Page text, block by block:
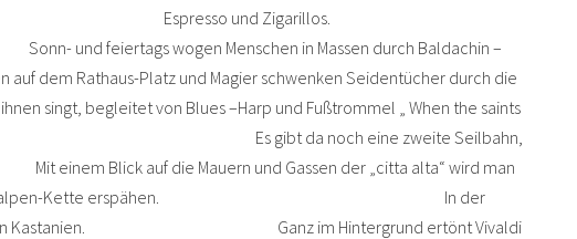
nach Espresso und Zigarillos.
in Massen durch Baldachin –
Rathaus-Platz und Magier schwenken Seidentücher durch die
singt, begleitet von Blues –Harp und Fußtrommel „ When the saints
Doms. Es gibt da noch eine zweite Seilbahn,
Blick auf die Mauern und Gassen der „citta alta“ wird man
die Voralpen-Kette erspähen. In der
von Kastanien. Ganz im Hintergrund ertönt Vivaldi